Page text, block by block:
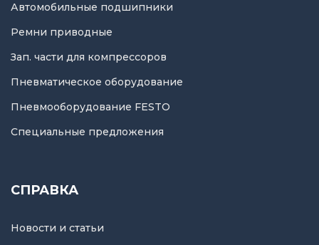
Автомобильные подшипники
Ремни приводные
Зап. части для компрессоров
Пневматическое оборудование
Пневмооборудование FESTO
Специальные предложения
СПРАВКА
Новости и статьи